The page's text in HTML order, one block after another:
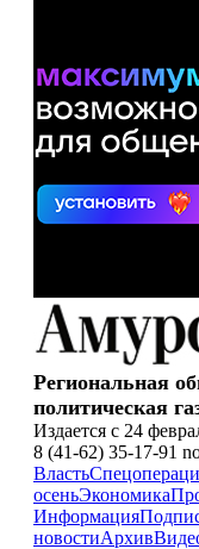
Региональная
политическая
Издается с 24
8 (41-62) 35-17-91
Власть
осеньЭкономика
Информация
новостиАрхив